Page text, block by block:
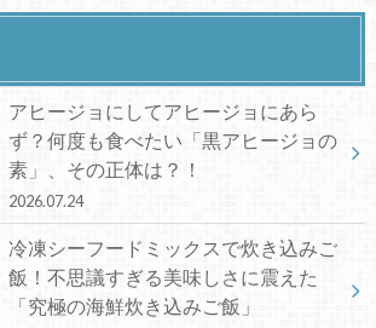
アヒージョにしてアヒージョにあら
ず？何度も食べたい「黒アヒージョの
素」、その正体は？！
2026.07.24
冷凍シーフードミックスで炊き込みご
飯！不思議すぎる美味しさに震えた
「究極の海鮮炊き込みご飯」